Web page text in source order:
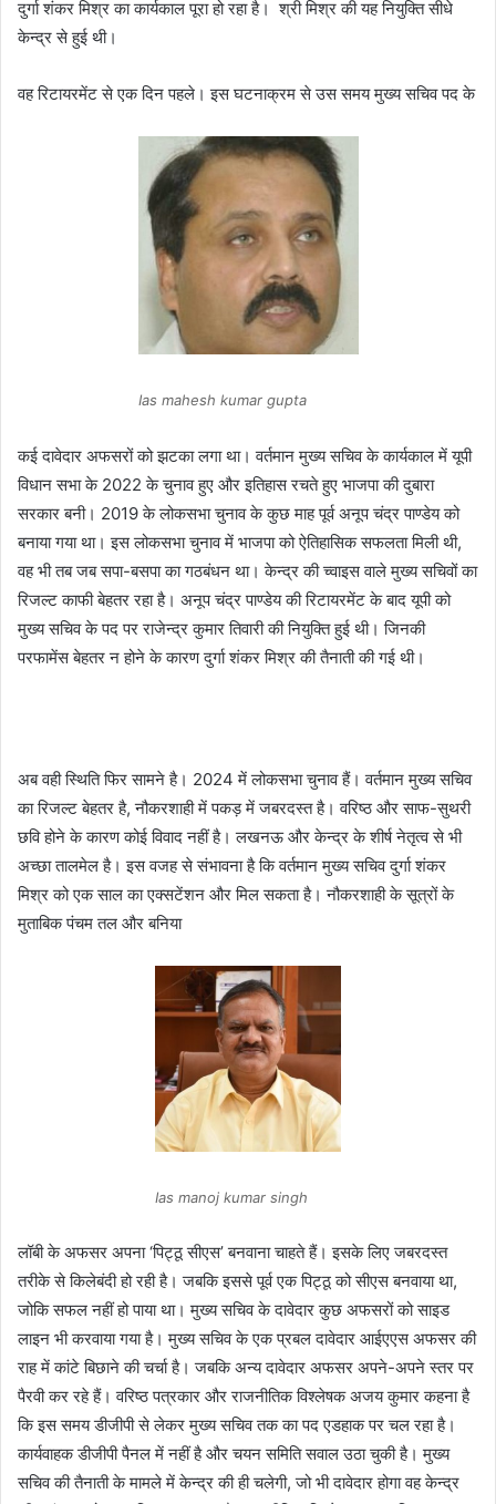
दुर्गा शंकर मिश्र का कार्यकाल पूरा हो रहा है। श्री मिश्र की यह नियुक्ति सीधे
केन्द्र से हुई थी।
वह रिटायरमेंट से एक दिन पहले। इस घटनाक्रम से उस समय मुख्य सचिव पद के
Ias mahesh kumar gupta
कई दावेदार अफसरों को झटका लगा था। वर्तमान मुख्य सचिव के कार्यकाल में यूपी
विधान सभा के 2022 के चुनाव हुए और इतिहास रचते हुए भाजपा की दुबारा
सरकार बनी। 2019 के लोकसभा चुनाव के कुछ माह पूर्व अनूप चंद्र पाण्डेय को
बनाया गया था। इस लोकसभा चुनाव में भाजपा को ऐतिहासिक सफलता मिली थी,
वह भी तब जब सपा-बसपा का गठबंधन था। केन्द्र की च्वाइस वाले मुख्य सचिवों का
रिजल्ट काफी बेहतर रहा है। अनूप चंद्र पाण्डेय की रिटायरमेंट के बाद यूपी को
मुख्य सचिव के पद पर राजेन्द्र कुमार तिवारी की नियुक्ति हुई थी। जिनकी
परफामेंस बेहतर न होने के कारण दुर्गा शंकर मिश्र की तैनाती की गई थी।
अब वही स्थिति फिर सामने है। 2024 में लोकसभा चुनाव हैं। वर्तमान मुख्य सचिव
का रिजल्ट बेहतर है, नौकरशाही में पकड़ में जबरदस्त है। वरिष्ठ और साफ-सुथरी
छवि होने के कारण कोई विवाद नहीं है। लखनऊ और केन्द्र के शीर्ष नेतृत्व से भी
अच्छा तालमेल है। इस वजह से संभावना है कि वर्तमान मुख्य सचिव दुर्गा शंकर
मिश्र को एक साल का एक्सटेंशन और मिल सकता है। नौकरशाही के सूत्रों के
मुताबिक पंचम तल और बनिया
Ias manoj kumar singh
लॉबी के अफसर अपना ‘पिट्ठू सीएस’ बनवाना चाहते हैं। इसके लिए जबरदस्त
तरीके से किलेबंदी हो रही है। जबकि इससे पूर्व एक पिट्ठू को सीएस बनवाया था,
जोकि सफल नहीं हो पाया था। मुख्य सचिव के दावेदार कुछ अफसरों को साइड
लाइन भी करवाया गया है। मुख्य सचिव के एक प्रबल दावेदार आईएएस अफसर की
राह में कांटे बिछाने की चर्चा है। जबकि अन्य दावेदार अफसर अपने-अपने स्तर पर
पैरवी कर रहे हैं। वरिष्ठ पत्रकार और राजनीतिक विश्लेषक अजय कुमार कहना है
कि इस समय डीजीपी से लेकर मुख्य सचिव तक का पद एडहाक पर चल रहा है।
कार्यवाहक डीजीपी पैनल में नहीं है और चयन समिति सवाल उठा चुकी है। मुख्य
सचिव की तैनाती के मामले में केन्द्र की ही चलेगी, जो भी दावेदार होगा वह केन्द्र